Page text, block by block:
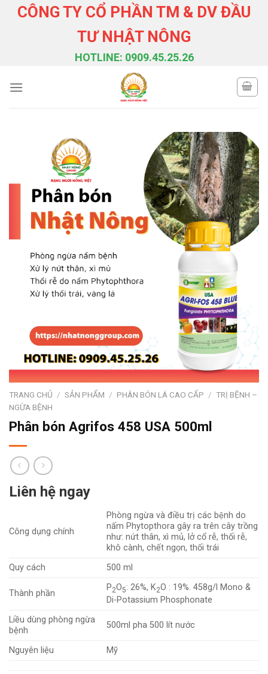
SkipCÔNG TY CỔ PHẦN TM & DV ĐẦU
TƯ NHẬT NÔNG
HOTLINE: 0909.45.25.26
TRANG CHỦ / SẢN PHẨM / PHÂN BÓN LÁ CAO CẤP / TRỊ BỆNH –
NGỪA BỆNH
Phân bón Agrifos 458 USA 500ml
Liên hệ ngay
Công dụng chính
Phòng ngừa và điều trị các bệnh do
nấm Phytopthora gây ra trên cây trồng
như: nứt thân, xì mủ, lở cổ rễ, thối rễ,
khô cành, chết ngọn, thối trái
Quy cách
500 ml
Thành phần
P2O5: 26%, K2O : 19%. 458g/l Mono &
Di-Potassium Phosphonate
Liều dùng phòng ngừa
bệnh
500ml pha 500 lít nước
Nguyên liệu Mỹ